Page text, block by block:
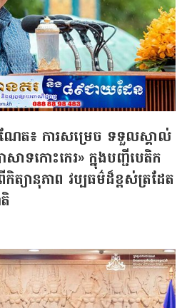
ែត៖ ការសម្រេច ទទួលស្គាល់
ាទកោះកេរ» ក្នុងបញ្ជីបេតិក
យានុភាព វប្បធម៌ដ៏ខ្ពស់ត្រដែត